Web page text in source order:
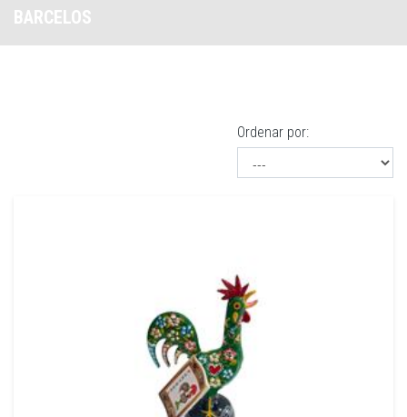
BARCELOS
Ordenar por: